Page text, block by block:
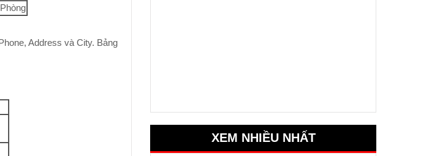
Address và City. Bảng
XEM NHIỀU NHẤT